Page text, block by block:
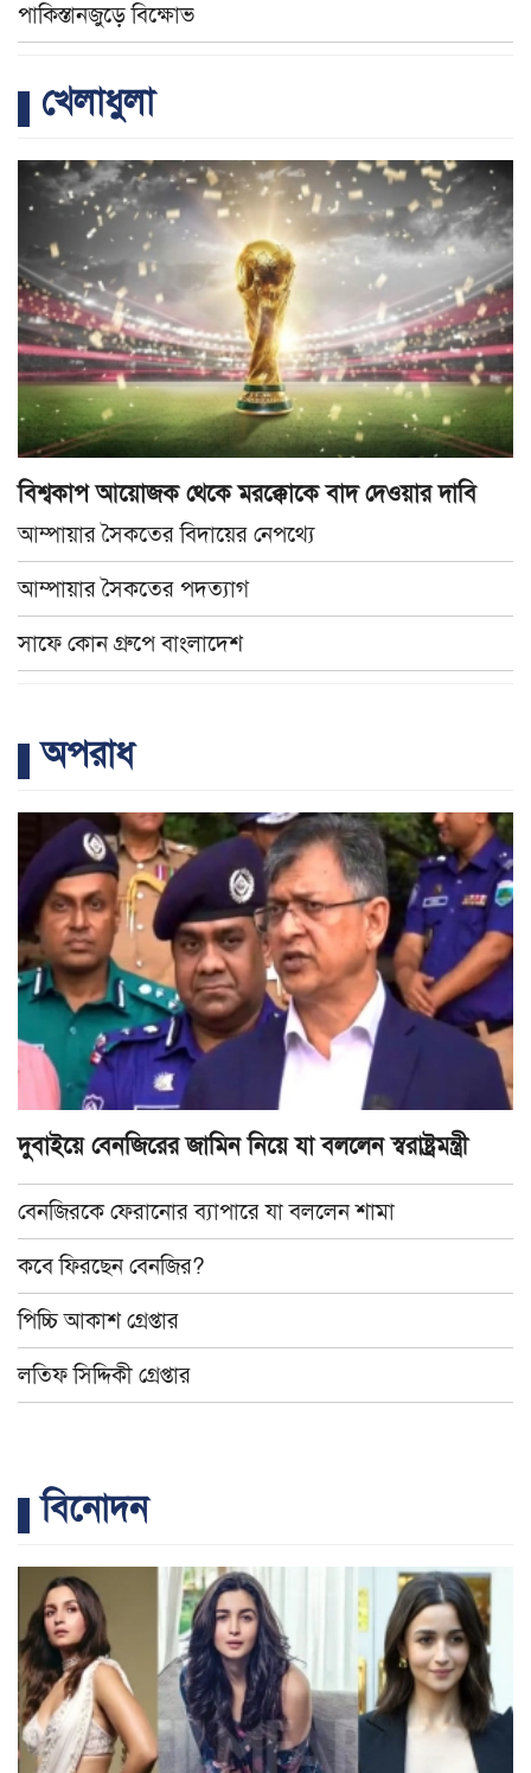
পাকিস্তানজুড়ে বিক্ষোভ
খেলাধুলা
বিশ্বকাপ আয়োজক থেকে মরক্কোকে বাদ দেওয়ার দাবি
আম্পায়ার সৈকতের বিদায়ের নেপথ্যে
আম্পায়ার সৈকতের পদত্যাগ
সাফে কোন গ্রুপে বাংলাদেশ
অপরাধ
দুবাইয়ে বেনজিরের জামিন নিয়ে যা বললেন স্বরাষ্ট্রমন্ত্রী
বেনজিরকে ফেরানোর ব্যাপারে যা বললেন শামা
কবে ফিরছেন বেনজির?
পিচ্চি আকাশ গ্রেপ্তার
লতিফ সিদ্দিকী গ্রেপ্তার
বিনোদন